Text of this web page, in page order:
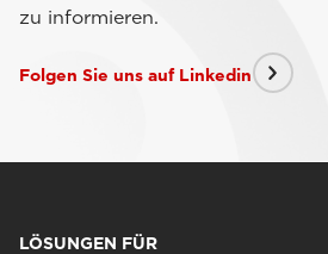
zu informieren.
Folgen Sie uns auf Linkedin
LÖSUNGEN FÜR